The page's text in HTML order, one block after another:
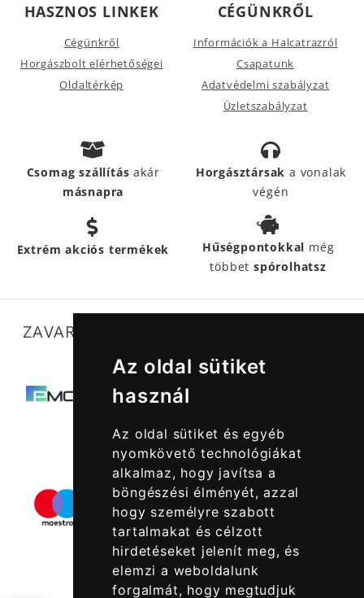
Az oldal sütiket
használ
Az oldal sütiket és egyéb
nyomkövető technológiákat
alkalmaz, hogy javítsa a
böngészési élményét, azzal
hogy személyre szabott
tartalmakat és célzott
hirdetéseket jelenít meg, és
elemzi a weboldalunk
forgalmát, hogy megtudjuk
HASZNOS LINKEK
Cégünkről
Horgászbolt elérhetőségei
Oldaltérkép
CÉGÜNKRŐL
Információk a Halcatrazról
Csapatunk
Adatvédelmi szabályzat
Üzletszabályzat
Csomag szállításakár
másnapra
Horgásztársak a vonalak
végén
Extrém akciós termékek Hűségpontokkal még
többetspórolhatsz
ZAVARTALAN MŰKÖDÉSÜNKET SEGÍTIK